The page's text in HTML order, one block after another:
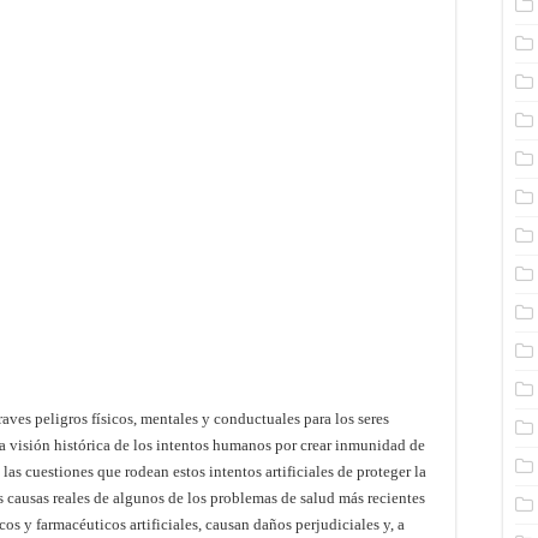
peligros físicos, mentales y conductuales para los seres
visión histórica de los intentos humanos por crear inmunidad de
cuestiones que rodean estos intentos artificiales de proteger la
reales de algunos de los problemas de salud más recientes
y farmacéuticos artificiales, causan daños perjudiciales y, a